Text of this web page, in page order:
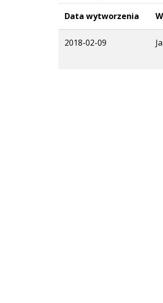
Data wytworzenia
2018-02-09